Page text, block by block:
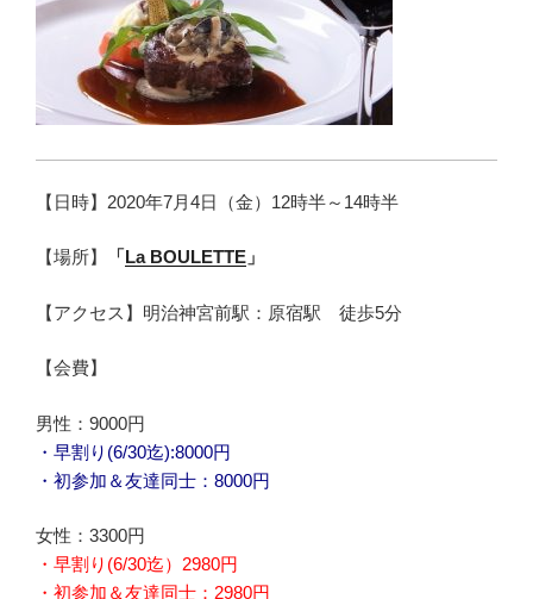
【日時】2020年7月4日（金）12時半～14時半
【場所】 「La BOULETTE 」
【アクセス】明治神宮前駅：原宿駅 徒歩5分
【会費】
男性：9000円
・早割り(6/30迄):8000円
・初参加＆友達同士：8000円
女性：3300円
・早割り(6/30迄）2980円
・初参加＆友達同士：2980円